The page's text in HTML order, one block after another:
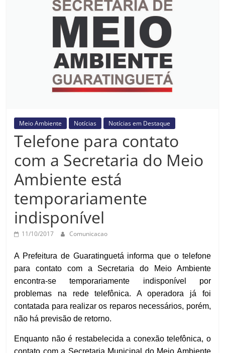
Meio Ambiente Notícias Notícias em Destaque
Telefone para contato
com a Secretaria do Meio
Ambiente está
temporariamente
indisponível
11/10/2017 Comunicacao
A Prefeitura de Guaratinguetá informa que o telefone
para contato com a Secretaria do Meio Ambiente
encontra-se temporariamente indisponível por
problemas na rede telefônica. A operadora já foi
contatada para realizar os reparos necessários, porém,
não há previsão de retorno.
Enquanto não é restabelecida a conexão telefônica, o
contato com a Secretaria Municipal do Meio Ambiente